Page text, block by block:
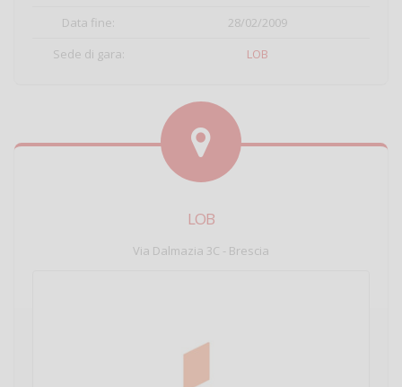
Data fine:
28/02/2009
Sede di gara:
LOB
LOB
Via Dalmazia 3C - Brescia